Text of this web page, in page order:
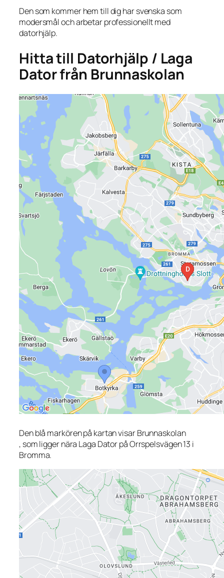
Den som kommer hem till dig har svenska som
modersmål och arbetar professionellt med
datorhjälp.
Hitta till Datorhjälp / Laga
Dator från Brunnaskolan
Den blå markören på kartan visar Brunnaskolan
, som ligger nära Laga Dator på Orrspelsvägen 13 i
Bromma.